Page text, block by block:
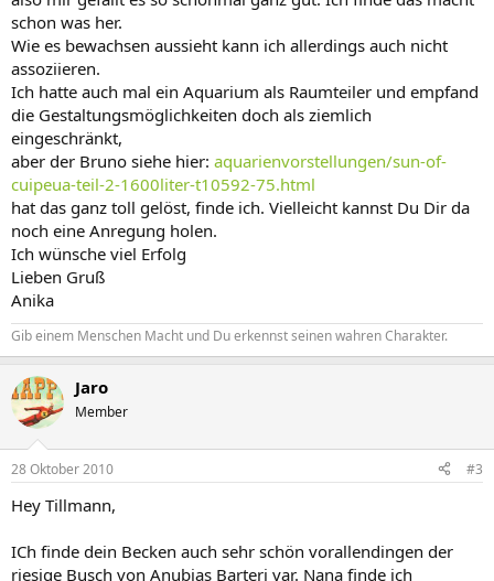
schon was her.
Wie es bewachsen aussieht kann ich allerdings auch nicht
assoziieren.
Ich hatte auch mal ein Aquarium als Raumteiler und empfand
die Gestaltungsmöglichkeiten doch als ziemlich
eingeschränkt,
aber der Bruno siehe hier: aquarienvorstellungen/sun-of-
cuipeua-teil-2-1600liter-t10592-75.html
hat das ganz toll gelöst, finde ich. Vielleicht kannst Du Dir da
noch eine Anregung holen.
Ich wünsche viel Erfolg
Lieben Gruß
Anika
Gib einem Menschen Macht und Du erkennst seinen wahren Charakter.
Jaro
Member
28 Oktober 2010 #3
Hey Tillmann,
ICh finde dein Becken auch sehr schön vorallendingen der
riesige Busch von Anubias Barteri var. Nana finde ich